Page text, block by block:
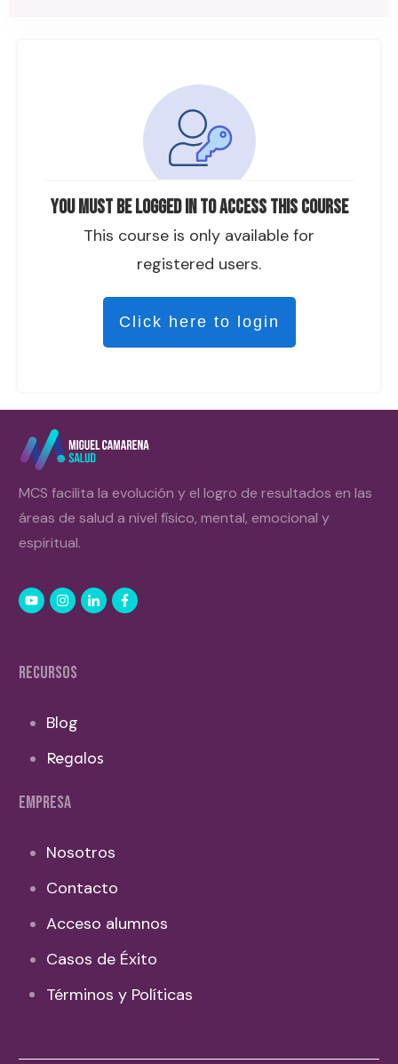
You must be logged in to access this course
This course is only available for
registered users.
Click here to login
MCS facilita la evolución y el logro de resultados en las
áreas de salud a nivel físico, mental, emocional y
espiritual.
RECURSOS
Blog
Regalos
EMPRESA
Nosotros
Contacto
Acceso alumnos
Casos de Éxito
Términos y Políticas